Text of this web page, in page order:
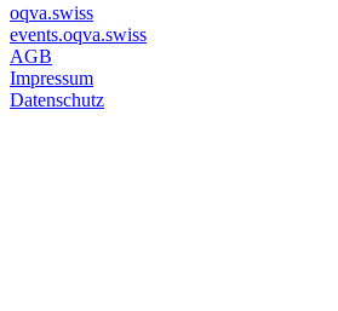
oqva.swiss
events.oqva.swiss
AGB
Impressum
Datenschutz